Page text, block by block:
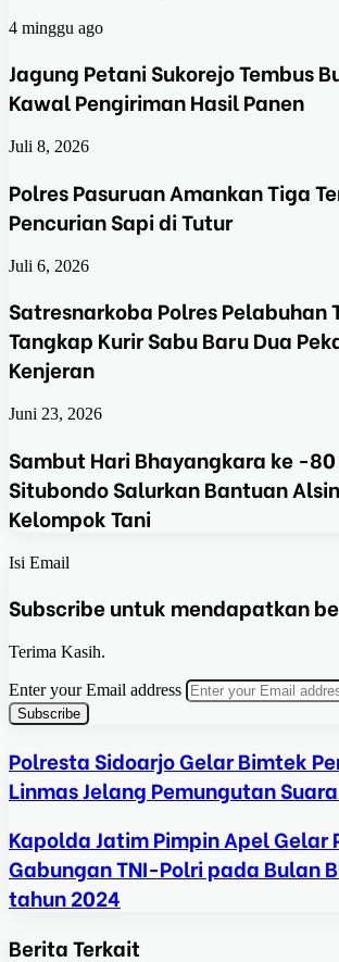
4 minggu ago
Jagung Petani Sukorejo Tembus
Kawal Pengiriman Hasil Panen
Juli 8, 2026
Polres Pasuruan Amankan Tiga
Pencurian Sapi di Tutur
Juli 6, 2026
Satresnarkoba Polres Pelabuhan
Tangkap Kurir Sabu Baru Dua
Kenjeran
Juni 23, 2026
Sambut Hari Bhayangkara ke -80
Situbondo Salurkan Bantuan
Kelompok Tani
Isi Email
Subscribe untuk mendapatkan
Terima Kasih.
Enter your Email address
Polresta Sidoarjo Gelar Bimtek
Linmas Jelang Pemungutan
Kapolda Jatim Pimpin Apel Gelar
Gabungan TNI-Polri pada Bulan
tahun 2024
Berita Terkait